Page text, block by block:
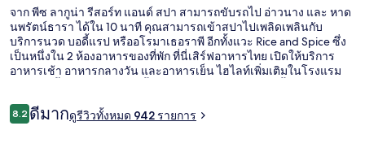
แอนด์
สปา
จาก พีซ ลากูน่า รีสอร์ท แอนด์ สปา สามารถขับรถไป อ่าวนาง และ หาด
นพรัตน์ธารา ได้ใน 10 นาที คุณสามารถเข้าสปาไปเพลิดเพลินกับ
บริการนวด บอดี้แรป หรืออโรมาเธอราพี อีกทั้งแวะ Rice and Spice ซึ่ง
เป็นหนึ่งใน 2 ห้องอาหารของที่พัก ที่นี่เสิร์ฟอาหารไทย เปิดให้บริการ
อาหารเช้า อาหารกลางวัน และอาหารเย็น ไฮไลท์เพิ่มเติมในโรงแรม
รีวิว
8.28.2 จาก 10
ดีมากดูรีวิวทั้งหมด 942 รายการ